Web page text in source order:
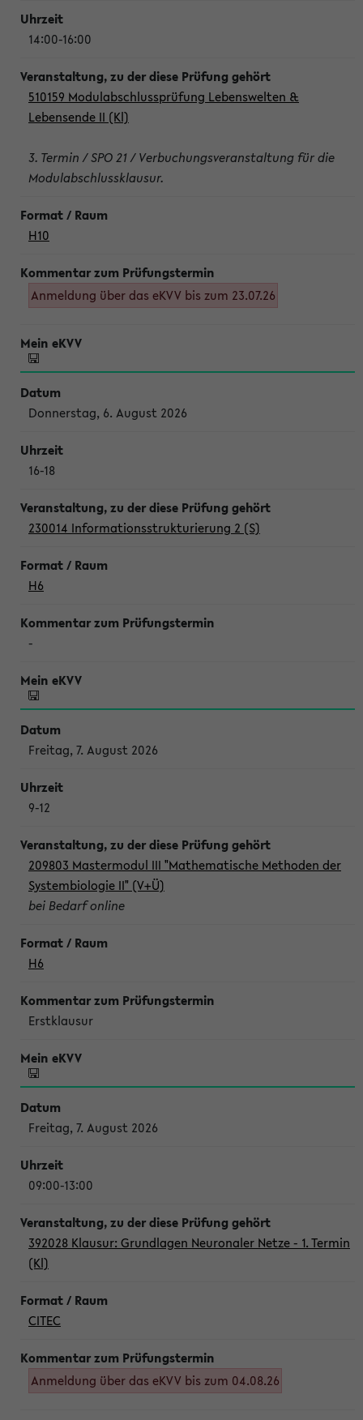
14:00-16:00
510159 Modulabschlussprüfung Lebenswelten &
Lebensende II (Kl)
3. Termin / SPO 21 / Verbuchungsveranstaltung für die
Modulabschlussklausur.
H10
Anmeldung über das eKVV bis zum 23.07.26
Donnerstag, 6. August 2026
16-18
230014 Informationsstrukturierung 2 (S)
H6
-
Freitag, 7. August 2026
9-12
209803 Mastermodul III "Mathematische Methoden der
Systembiologie II" (V+Ü)
bei Bedarf online
H6
Erstklausur
Freitag, 7. August 2026
09:00-13:00
392028 Klausur: Grundlagen Neuronaler Netze - 1. Termin
(Kl)
CITEC
Anmeldung über das eKVV bis zum 04.08.26